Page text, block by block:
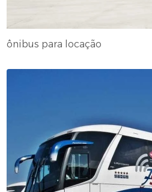
ônibus para locação